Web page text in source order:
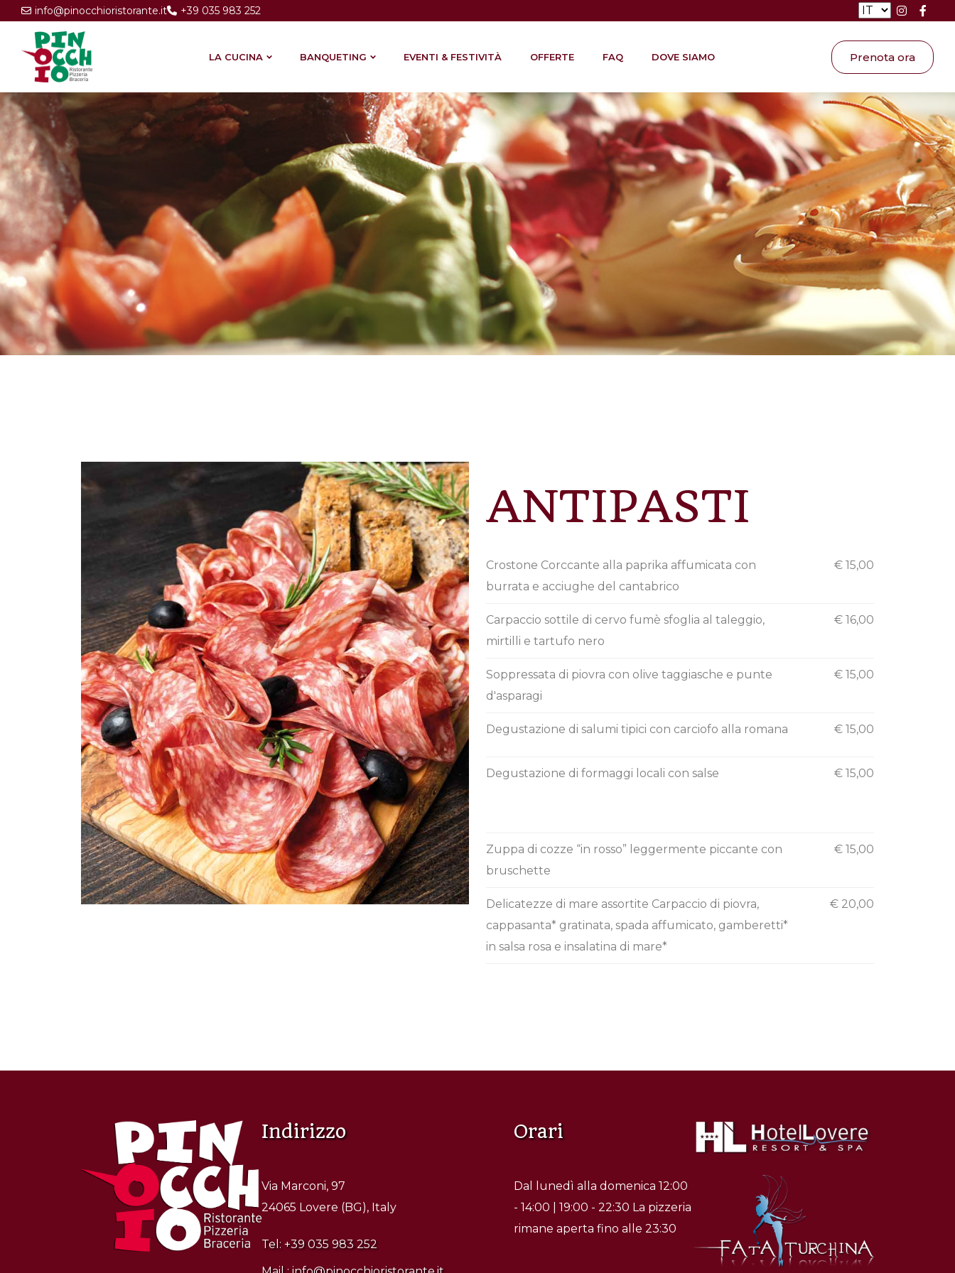
Email:
info@pinocchioristorante.it
Telefono:
+39 035 983 252
LA CUCINA BANQUETING EVENTI & FESTIVITÀ OFFERTE FAQ DOVE SIAMO Prenota ora
ANTIPASTI
Crostone Corccante alla paprika affumicata con
burrata e acciughe del cantabrico
€ 15,00
Carpaccio sottile di cervo fumè sfoglia al taleggio,
mirtilli e tartufo nero
€ 16,00
Soppressata di piovra con olive taggiasche e punte
d'asparagi
€ 15,00
Degustazione di salumi tipici con carciofo alla romana € 15,00
Degustazione di formaggi locali con salse € 15,00
Zuppa di cozze “in rosso” leggermente piccante con
bruschette
€ 15,00
Delicatezze di mare assortite Carpaccio di piovra,
cappasanta* gratinata, spada affumicato, gamberetti*
in salsa rosa e insalatina di mare*
€ 20,00
Indirizzo
Via Marconi, 97
24065 Lovere (BG), Italy
Tel: +39 035 983 252
Orari
Dal lunedì alla domenica 12:00
- 14:00 | 19:00 - 22:30 La pizzeria
rimane aperta fino alle 23:30